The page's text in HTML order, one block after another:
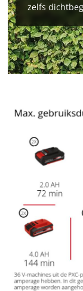
zelfs